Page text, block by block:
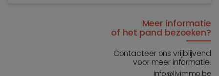
Meer informatie
of het pand bezoeken?
Contacteer ons vrijblijvend
voor meer informatie.
info@livimmo.be